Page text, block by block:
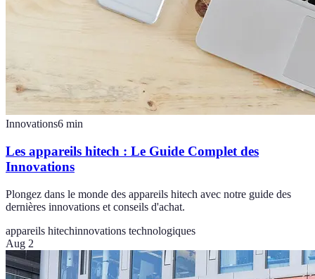
Innovations6 min
Les appareils hitech : Le Guide Complet des
Innovations
Plongez dans le monde des appareils hitech avec notre guide des
dernières innovations et conseils d'achat.
appareils hitechinnovations technologiques
Aug 2